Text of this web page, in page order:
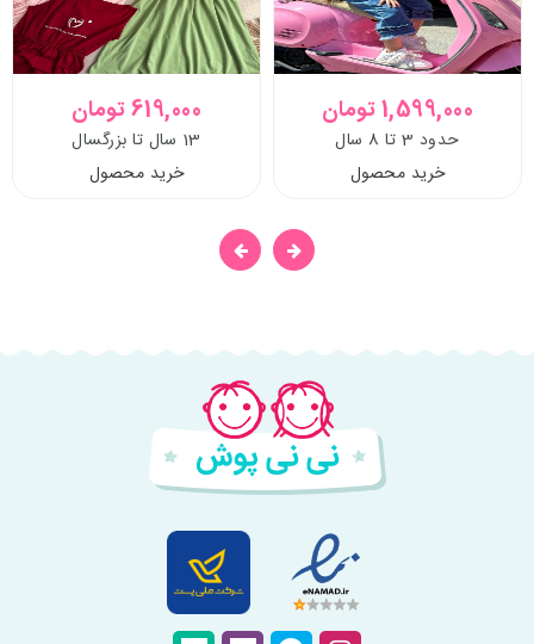
1,599,000 تومان
حدود 3 تا 8 سال
خرید محصول
619,000 تومان
13 سال تا بزرگسال
خرید محصول